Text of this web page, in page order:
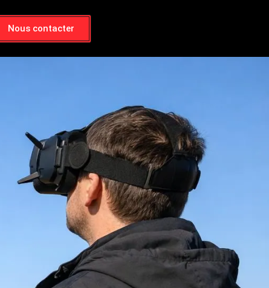
Nous contacter